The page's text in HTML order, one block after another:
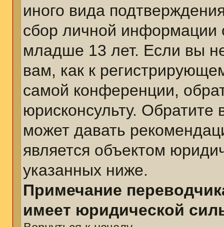
иного вида
сбор личной информации
младше 13 лет. Если вы
вам, как к
самой конференции,
юрисконсульту.
может давать
является объектом
указанных ниже.
Примечание
имеет юридической